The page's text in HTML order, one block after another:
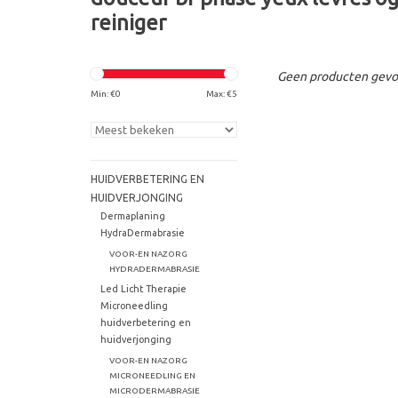
reiniger
Min: €0 Max: €5
HUIDVERBETERING EN
HUIDVERJONGING
Dermaplaning
HydraDermabrasie
VOOR-EN NAZORG
HYDRADERMABRASIE
Led Licht Therapie
Microneedling
huidverbetering en
huidverjonging
VOOR-EN NAZORG
MICRONEEDLING EN
MICRODERMABRASIE
Geen producten